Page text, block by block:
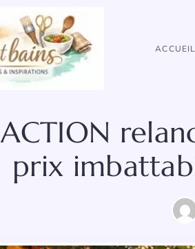
ACCUEIL
ACTION
prix